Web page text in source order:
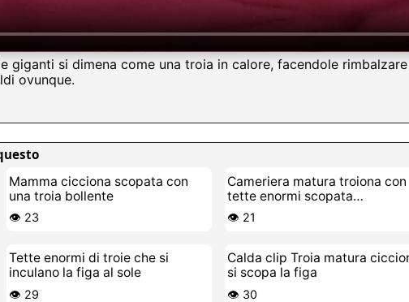
giganti si dimena come una troia in calore, facendole
ovunque.
Mamma cicciona scopata con
una troia bollente
👁️ 23
Cameriera matura troiona con
tette enormi scopata
all'Oktoberfest
👁️ 21
Tette enormi di troie che si
inculano la figa al sole
👁️ 29
Calda clip Troia matura
si scopa la figa
👁️ 30